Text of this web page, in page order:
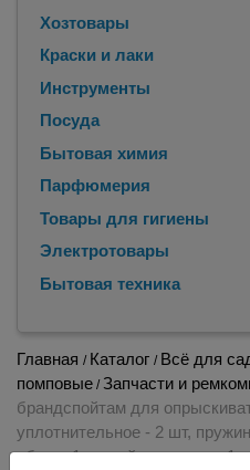
Хозтовары
Краски и лаки
Инструменты
Посуда
Бытовая химия
Парфюмерия
Товары для гигиены
Электротовары
Бытовая техника
Главная / Каталог / Всё для
помповые / Запчасти и
брандспойтам для
уплотнительное - 2 шт,
сборе -1 шт, гайка шланга - 1